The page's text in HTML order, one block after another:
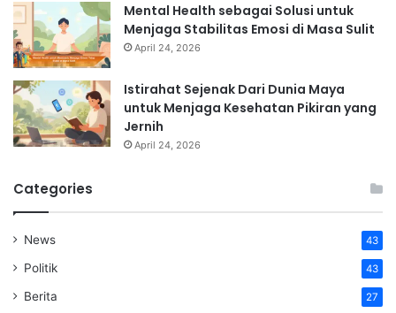
Mental Health sebagai Solusi untuk
Menjaga Stabilitas Emosi di Masa Sulit
April 24, 2026
Istirahat Sejenak Dari Dunia Maya
untuk Menjaga Kesehatan Pikiran yang
Jernih
April 24, 2026
Categories
News 43
Politik 43
Berita 27